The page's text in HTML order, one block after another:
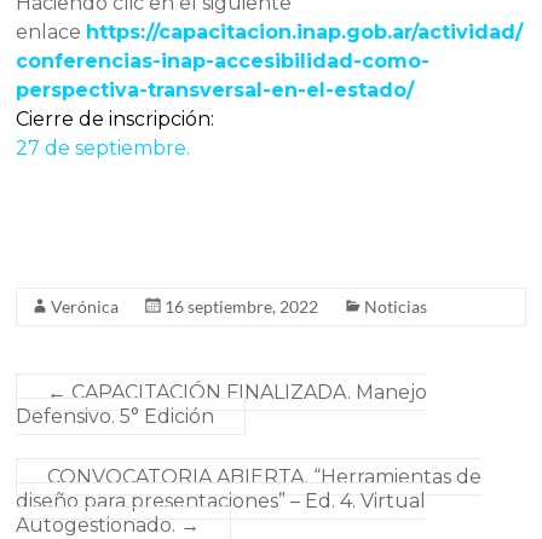
enlace https://capacitacion.inap.gob.ar/actividad/
conferencias-inap-accesibilidad-como-
perspectiva-transversal-en-el-estado/
Cierre de inscripción:
27 de septiembre.
Verónica 16 septiembre, 2022 Noticias
← CAPACITACIÓN FINALIZADA. Manejo
Defensivo. 5° Edición
CONVOCATORIA ABIERTA. “Herramientas de
diseño para presentaciones” – Ed. 4. Virtual
Autogestionado. →